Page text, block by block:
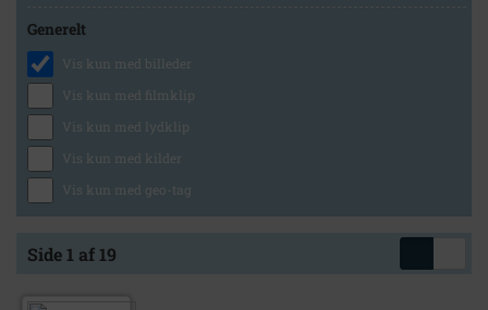
Generelt
Vis kun med billeder
Vis kun med filmklip
Vis kun med lydklip
Vis kun med kilder
Vis kun med geo-tag
Side 1 af 19